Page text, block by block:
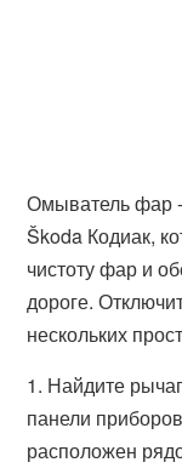
Омыватель фар
Škoda Кодиак,
чистоту фар и
дороге.
нескольких
1. Найдите
панели
расположен